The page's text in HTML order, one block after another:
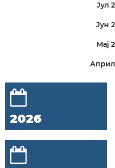
Јул
Јун
Мај
Април
2026